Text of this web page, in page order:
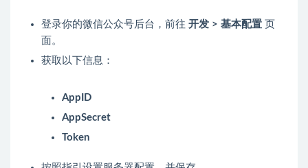
登录你的微信公众号后台，前往 开发 > 基本配置 页
面。
获取以下信息：
AppID
AppSecret
Token